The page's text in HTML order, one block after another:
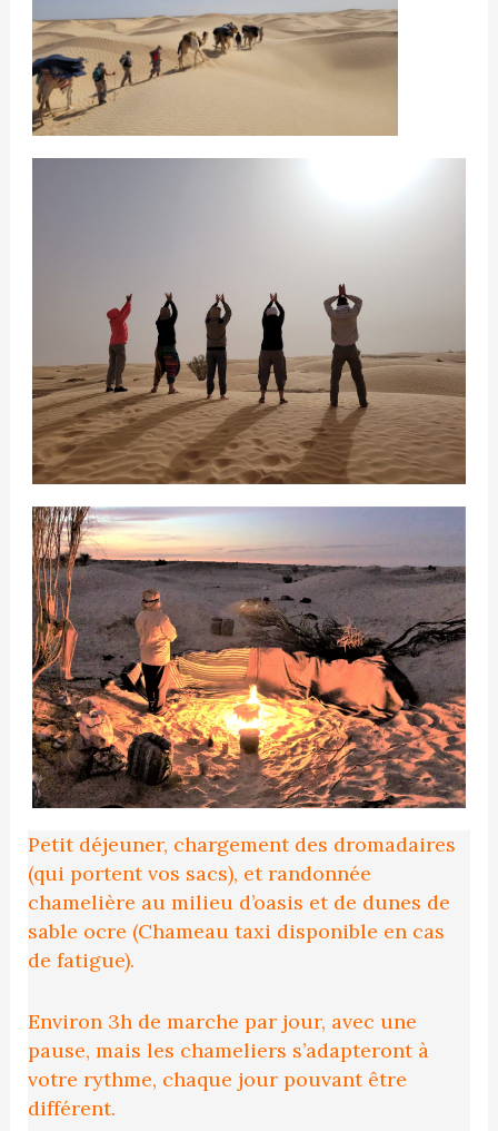
Petit déjeuner, chargement des dromadaires
(qui portent vos sacs), et randonnée
chamelière au milieu d’oasis et de dunes de
sable ocre (Chameau taxi disponible en cas
de fatigue).
Environ 3h de marche par jour, avec une
pause, mais les chameliers s’adapteront à
votre rythme, chaque jour pouvant être
différent.